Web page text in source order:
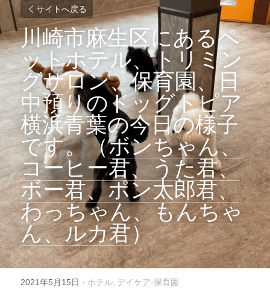
サイトへ戻る
川崎市麻生区にあるペ
ットホテル、トリミン
グサロン、保育園、日
中預りのドッグトピア
横浜青葉の今日の様子
です。（ボンちゃん、
コーヒー君、うた君、
ボー君、ポン太郎君、
わっちゃん、もんちゃ
ん、ルカ君）
2021年5月15日 · ホテル, デイケア-保育園